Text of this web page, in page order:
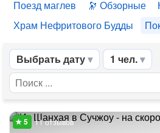
Поезд маглев
Обзорные
Храм Нефритового Будды
Выбрать дату 1 чел.
11 отзывов